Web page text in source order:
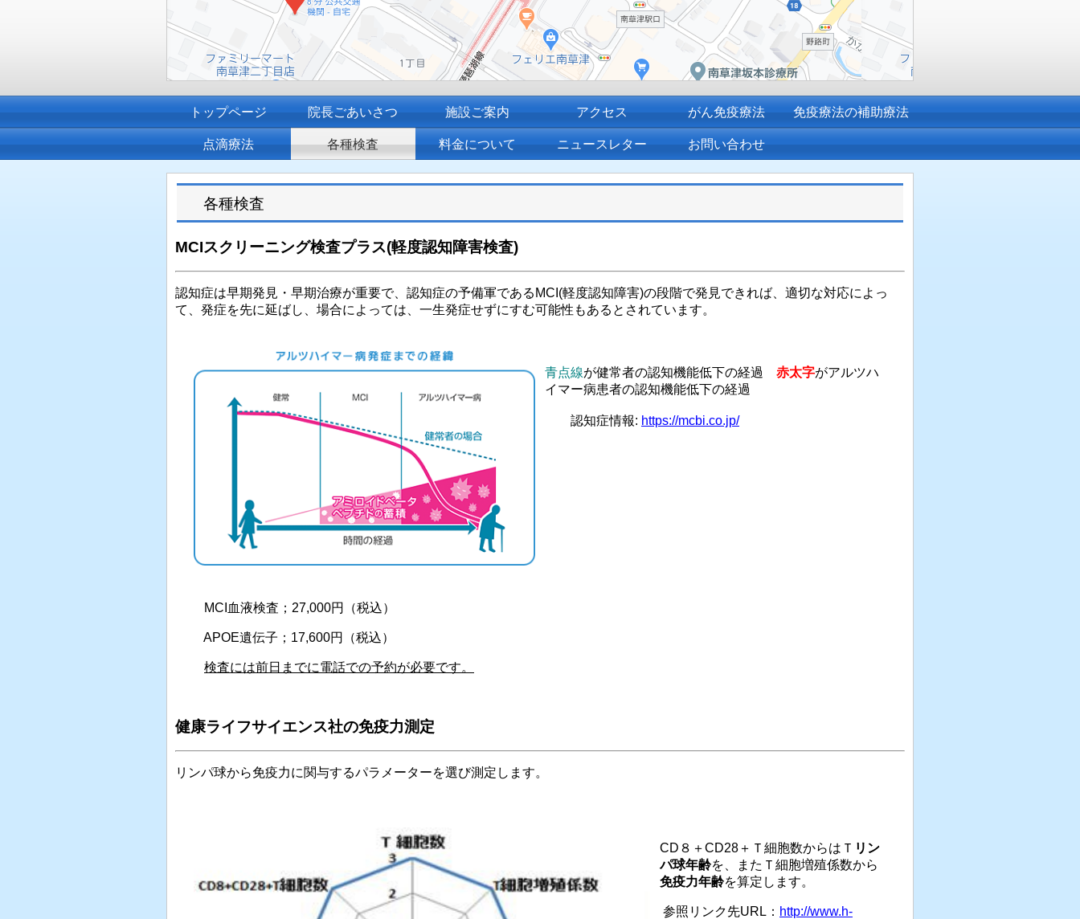
トップページ 院長ごあいさつ 施設ご案内 アクセス がん免疫療法 免疫療法の補助療法
点滴療法 各種検査 料金について ニュースレター お問い合わせ
各種検査
MCIスクリーニング検査プラス(軽度認知障害検査)
認知症は早期発見・早期治療が重要で、認知症の予備軍であるMCI(軽度認知障害)の段階で発見できれば、適切な対応によっ
て、発症を先に延ばし、場合によっては、一生発症せずにすむ可能性もあるとされています。
青点線が健常者の認知機能低下の経過 赤太字がアルツハ
イマー病患者の認知機能低下の経過
認知症情報: https://mcbi.co.jp/
MCI血液検査；27,000円（税込）
APOE遺伝子；17,600円（税込）
検査には前日までに電話での予約が必要です。
健康ライフサイエンス社の免疫力測定
リンパ球から免疫力に関与するパラメーターを選び測定します。
CD８＋CD28＋Ｔ細胞数からはＴ リン
パ球年齢を、またＴ細胞増殖係数から
免疫力年齢を算定します。
参照リンク先URL： http://www.h-